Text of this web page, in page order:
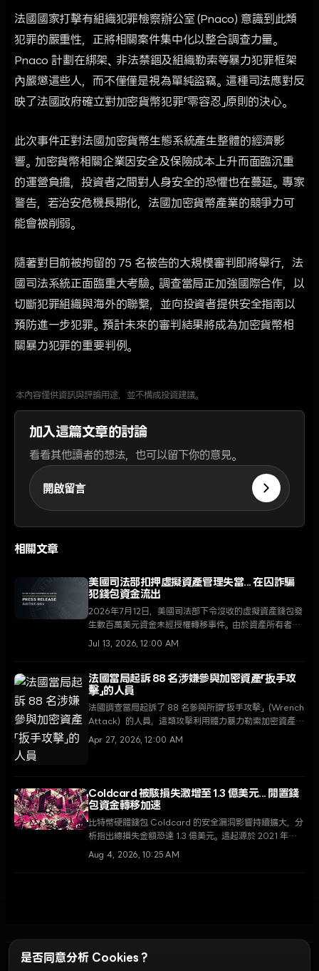
法國國家打擊有組織犯罪檢察辦公室 (Pnaco) 意識到此類
犯罪的嚴重性，正將相關案件集中化以整合調查力量。
Pnaco 計劃在綁架、非法禁錮及組織勒索等暴力犯罪框架
內嚴懲這些人，而不僅僅是視為單純盜竊。這種司法應對反
映了法國政府確立對加密貨幣犯罪「零容忍」原則的決心。
此次事件正對法國加密貨幣生態系統產生整體的經濟影
響。加密貨幣相關企業因安全及保險成本上升而面臨沉重
的運營負擔，投資者之間對人身安全的恐懼也在蔓延。專家
警告，若治安危機長期化，法國加密貨幣產業的競爭力可
能會被削弱。
隨著對目前被拘留的 75 名被告的大規模審判即將舉行，法
國司法系統正面臨重大考驗。調查當局正加強國際合作，以
切斷犯罪組織與海外的聯繫，並向投資者提供安全指南以
預防進一步犯罪。預計未來的審判結果將成為加密貨幣相
關暴力犯罪的重要判例。
本內容僅供資訊與評論用途，並不構成投資建議。
加入這篇文章的討論
看看其他讀者的想法，也可以留下你的意見。
開啟留言
相關文章
美國司法部扣押虛擬資產管理失當... 在囚詐騙
犯錢包資金流出
2026年7月12日，美國司法部下令沒收的虛擬資產錢包發
生數百萬美元資金未經授權轉移事件。由於資產所有者正
處於服刑狀態，是次資金流出揭示了政府數碼資產管理體
Jul 13, 2026, 12:00 AM
法國當局起訴 88 名涉嫌參與加密資產「扳手攻
擊」的人員
法國調查當局起訴了 88 名參與所謂「扳手攻擊」（Wrench
Attack）的人員，這類攻擊利用體力暴力勒索加密資產。
進入 2026 年，與加密資產相關的綁架案平均每 2.5 日發
Apr 27, 2026, 12:00 AM
Coldcard 被駭損失激增至 1.3 億美元... 閒置錢
包資金轉移加速
比特幣硬體錢包 Coldcard 的安全漏洞影響持續擴大，分
析指出總損失金額恐達 1.3 億美元。這起源於 2021 年韌
體缺陷的事件，導致沉睡超過 10 年的「鯨魚」錢包也開始轉
Aug 4, 2026, 10:25 AM
是否同意分析 Cookies？